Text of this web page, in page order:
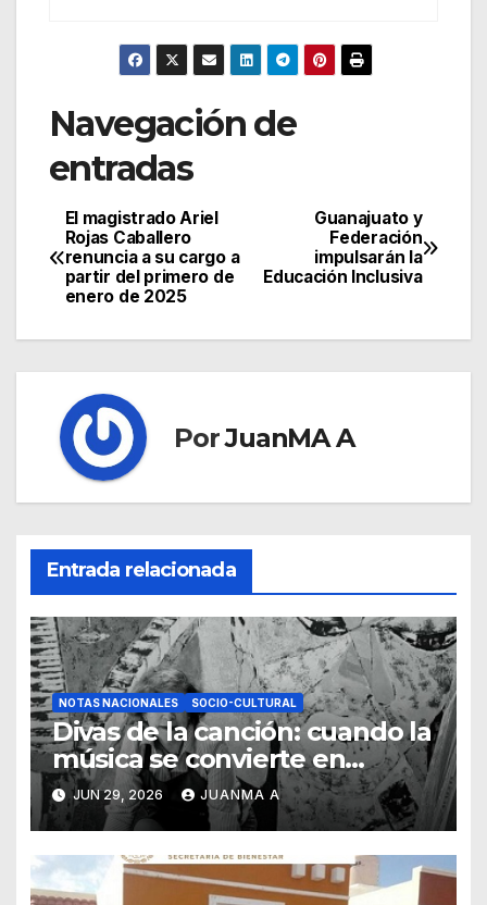
Navegación de
entradas
Guanajuato y
Federación
impulsarán la
Educación Inclusiva
El magistrado Ariel
Rojas Caballero
renuncia a su cargo a
partir del primero de
enero de 2025
PorJuanMA A
Entrada relacionada
NOTAS NACIONALES SOCIO-CULTURAL
Divas de la canción: cuando la
música se convierte en
pintura
JUN 29, 2026 JUANMA A